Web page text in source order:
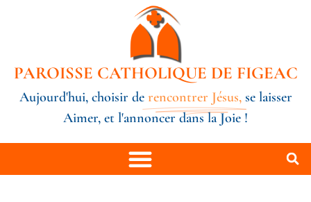
PAROISSE CATHOLIQUE DE FIGEAC
Aujourd'hui, choisir de rencontrer Jésus, se laisser
Aimer, et l'annoncer dans la Joie !